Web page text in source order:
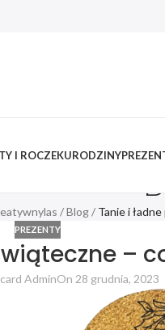
I ROCZEKURODZINY
/Blog/ Tanie i
PREZENTY
–
AdminOn 28 grudnia, 2023